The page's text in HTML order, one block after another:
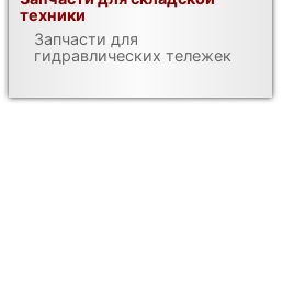
техники
Запчасти для
гидравлических тележек